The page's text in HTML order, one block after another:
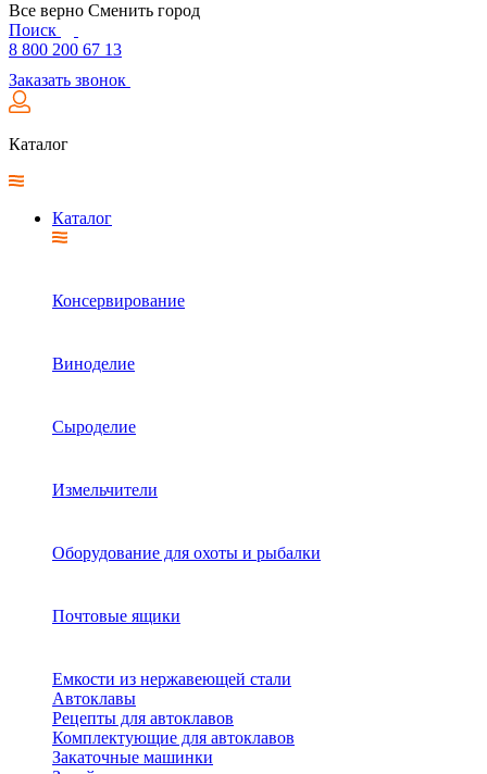
Все верно Сменить город
Поиск
8 800 200 67 13
Заказать звонок
Каталог
Каталог
Консервирование
Виноделие
Сыроделие
Измельчители
Оборудование для охоты и рыбалки
Почтовые ящики
Емкости из нержавеющей стали
Автоклавы
Рецепты для автоклавов
Комплектующие для автоклавов
Закаточные машинки